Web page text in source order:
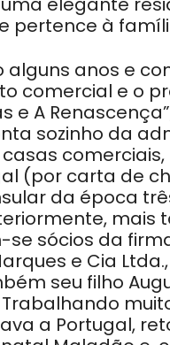
pertence à
alguns anos e
comercial e o
e A
sozinho da
(por carta de
da época
mais
sócios da
e Cia
seu filho
a Portugal,